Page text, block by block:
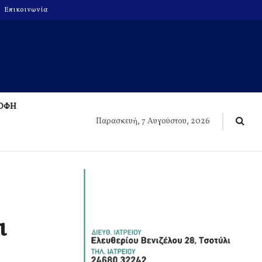
Επικοινωνία
Παρασκευή, 7 Αυγούστου, 2026